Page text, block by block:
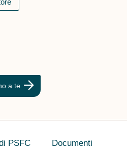
a te
PSFC Documenti